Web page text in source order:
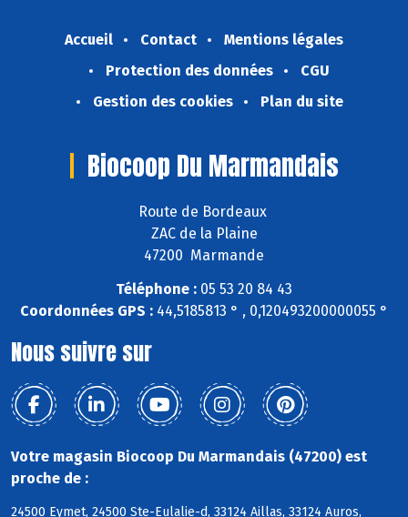
Accueil Contact
Mentions légales
Protection des données
CGU
Gestion des cookies
Plan du site
Biocoop Du Marmandais
Route de Bordeaux
ZAC de la Plaine
47200 Marmande
Téléphone : 05 53 20 84 43
Coordonnées GPS : 44,5185813 ° , 0,120493200000055 °
Nous suivre sur
Votre magasin Biocoop Du Marmandais (47200) est
proche de :
24500 Eymet, 24500 Ste-Eulalie-d, 33124 Aillas, 33124 Auros,